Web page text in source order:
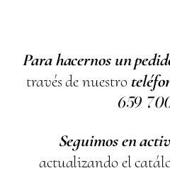
Para hacernos un
través de nuestro
659
Seguimos en
actualizando el